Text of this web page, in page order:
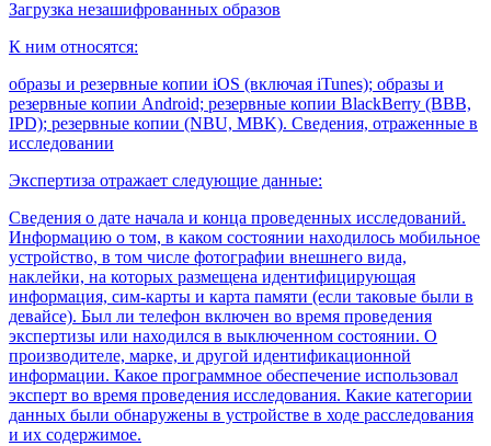
Загрузка незашифрованных образов
К ним относятся:
образы и резервные копии iOS (включая iTunes); образы и
резервные копии Android; резервные копии BlackBerry (BBB,
IPD); резервные копии (NBU, MBK). Сведения, отраженные в
исследовании
Экспертиза отражает следующие данные:
Сведения о дате начала и конца проведенных исследований.
Информацию о том, в каком состоянии находилось мобильное
устройство, в том числе фотографии внешнего вида,
наклейки, на которых размещена идентифицирующая
информация, сим-карты и карта памяти (если таковые были в
девайсе). Был ли телефон включен во время проведения
экспертизы или находился в выключенном состоянии. О
производителе, марке, и другой идентификационной
информации. Какое программное обеспечение использовал
эксперт во время проведения исследования. Какие категории
данных были обнаружены в устройстве в ходе расследования
и их содержимое.